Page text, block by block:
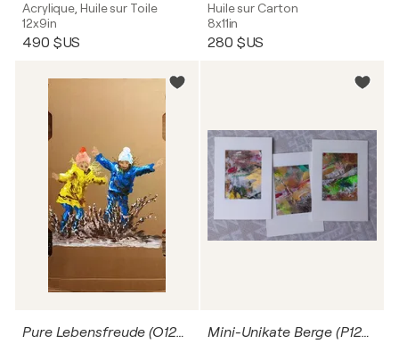
Acrylique, Huile sur Toile
12x9in
490 $US
Huile sur Carton
8x11in
280 $US
Pure Lebensfreude (O1200) Mini-Unikate Berge (P1286) - 3er-Set